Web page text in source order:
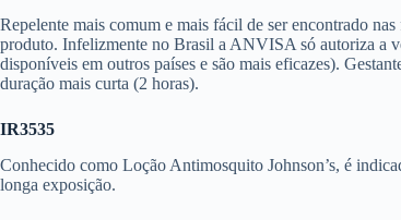
Repelente mais comum e mais fácil de ser encontrado
produto. Infelizmente no Brasil a ANVISA só autoriza a
disponíveis em outros países e são mais eficazes).
duração mais curta (2 horas).
IR3535
Conhecido como Loção Antimosquito Johnson’s, é
longa exposição.